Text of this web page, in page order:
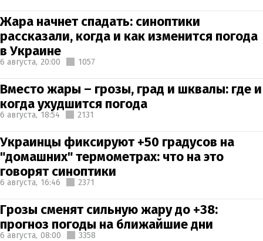
Жара начнет спадать: синоптики
рассказали, когда и как изменится погода
в Украине
6 августа, 20:00 1057
Вместо жары – грозы, град и шквалы: где и
когда ухудшится погода
6 августа, 18:54 2131
Украинцы фиксируют +50 градусов на
"домашних" термометрах: что на это
говорят синоптики
6 августа, 16:46 2371
Грозы сменят сильную жару до +38:
прогноз погоды на ближайшие дни
6 августа, 08:00 3358